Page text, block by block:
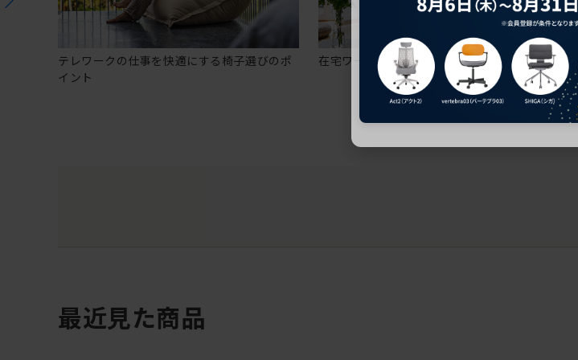
テレワークの仕事を快適にする椅子選びのポ
イント
在宅ワークにおすすめのオフィスチェア5選
最近見た商品